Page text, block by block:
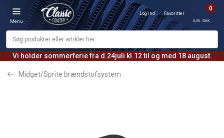
Vi holder sommerferie fra d.24juli kl.12 til og med 18 august.
Menu
Log ind Favoritter
0
0,00 DKK
Midget/Sprite brændstofsystem